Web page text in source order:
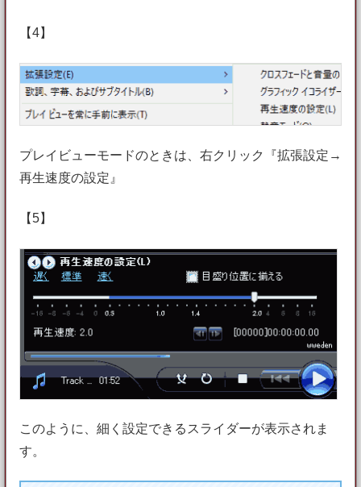
【4】
プレイビューモードのときは、右クリック『拡張設定→
再生速度の設定』
【5】
このように、細く設定できるスライダーが表示されま
す。